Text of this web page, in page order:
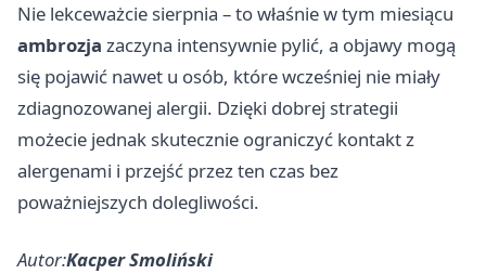
Nie lekceważcie sierpnia – to właśnie w tym miesiącu
ambrozja zaczyna intensywnie pylić, a objawy mogą
się pojawić nawet u osób, które wcześniej nie miały
zdiagnozowanej alergii. Dzięki dobrej strategii
możecie jednak skutecznie ograniczyć kontakt z
alergenami i przejść przez ten czas bez
poważniejszych dolegliwości.
Autor:Kacper Smoliński